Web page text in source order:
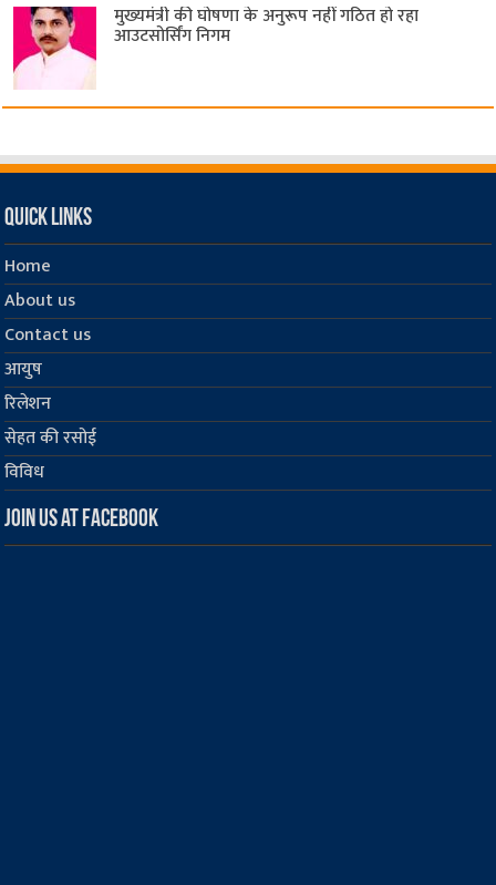
मुख्यमंत्री की घोषणा के अनुरूप नहीं गठित हो रहा
आउटसोर्सिंग निगम
Quick Links
Home
About us
Contact us
आयुष
रिलेशन
सेहत की रसोई
विविध
Join us at Facebook